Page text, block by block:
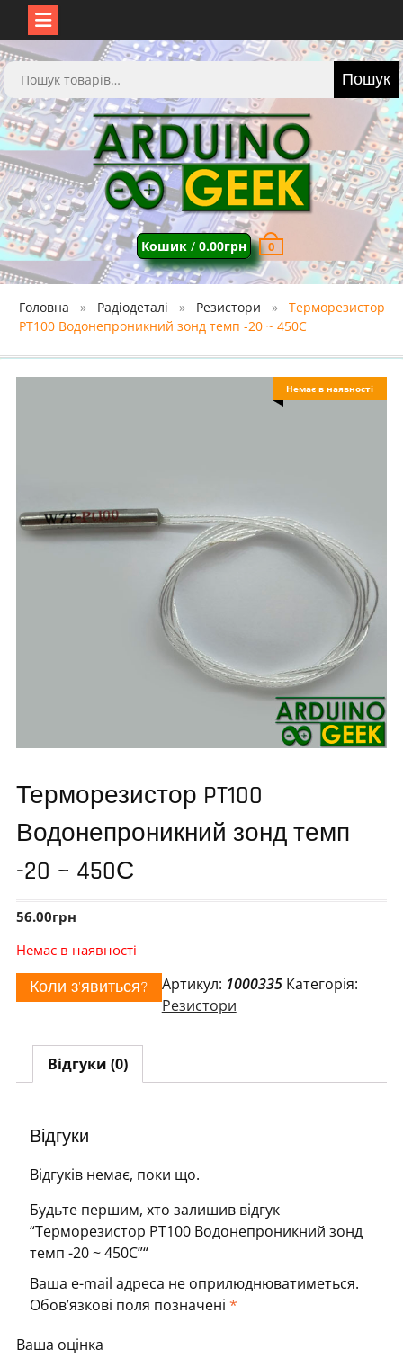
Перейти
до
вмісту
Шукати: Пошук
Кошик/ 0.00грн 0
Головна Радіодеталі Резистори
Терморезистор
PT100 Водонепроникний зонд темп -20 ~ 450С
Немає в наявності
Терморезистор PT100
Водонепроникний зонд темп
-20 ~ 450С
56.00грн
Немає в наявності
Коли з'явиться? Артикул: 1000335 Категорія:
Резистори
Відгуки (0)
Відгуки
Відгуків немає, поки що.
Будьте першим, хто залишив відгук
“Терморезистор PT100 Водонепроникний зонд
темп -20 ~ 450С”“
Ваша e-mail адреса не оприлюднюватиметься.
Обов’язкові поля позначені *
Ваша оцінка